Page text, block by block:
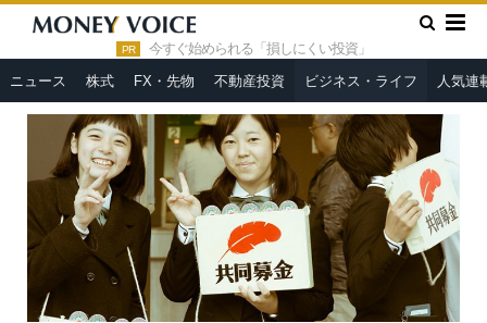
PR 今すぐ始められる「損しにくい投資」
ニュース 株式 FX・先物 不動産投資 ビジネス・ライフ 人気連
HOME » ビジネス・ライフ
正しく「寄付」できる子はお金に
困らない。金銭教育のベストなタイミングと教え方とは？＝遠藤功